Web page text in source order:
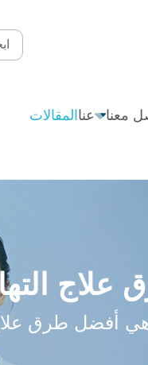
معنا عناالمقالات
أفضل طرق